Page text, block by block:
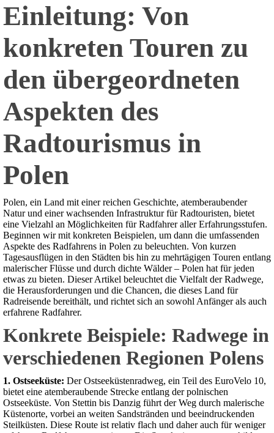
Einleitung: Von
konkreten Touren zu
den übergeordneten
Aspekten des
Radtourismus in
Polen
Polen, ein Land mit einer reichen Geschichte, atemberaubender
Natur und einer wachsenden Infrastruktur für Radtouristen, bietet
eine Vielzahl an Möglichkeiten für Radfahrer aller Erfahrungsstufen.
Beginnen wir mit konkreten Beispielen, um dann die umfassenden
Aspekte des Radfahrens in Polen zu beleuchten. Von kurzen
Tagesausflügen in den Städten bis hin zu mehrtägigen Touren entlang
malerischer Flüsse und durch dichte Wälder – Polen hat für jeden
etwas zu bieten. Dieser Artikel beleuchtet die Vielfalt der Radwege,
die Herausforderungen und die Chancen, die dieses Land für
Radreisende bereithält, und richtet sich an sowohl Anfänger als auch
erfahrene Radfahrer.
Konkrete Beispiele: Radwege in
verschiedenen Regionen Polens
1. Ostseeküste: Der Ostseeküstenradweg, ein Teil des EuroVelo 10,
bietet eine atemberaubende Strecke entlang der polnischen
Ostseeküste. Von Stettin bis Danzig führt der Weg durch malerische
Küstenorte, vorbei an weiten Sandstränden und beeindruckenden
Steilküsten. Diese Route ist relativ flach und daher auch für weniger